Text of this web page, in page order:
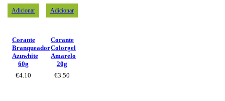
Adicionar
Corante
Branqueador
Azuwhite
60g
€4.10
Adicionar
Corante
Colorgel
Amarelo
20g
€3.50